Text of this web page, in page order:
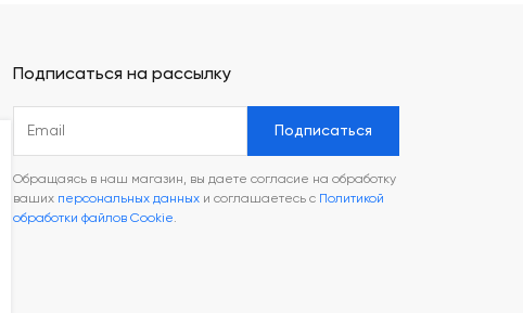
Подписаться на рассылку
Подписаться
Обращаясь в наш магазин, вы даете согласие на обработку
ваших персональных данных и соглашаетесь с Политикой
обработки файлов Cookie.